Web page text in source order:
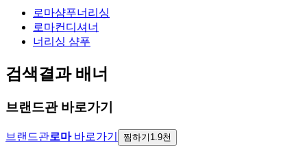
로마샴푸너리싱
로마컨디셔너
너리싱 샴푸
검색결과 배너
브랜드관 바로가기
브랜드관로마바로가기 찜하기 1.9천